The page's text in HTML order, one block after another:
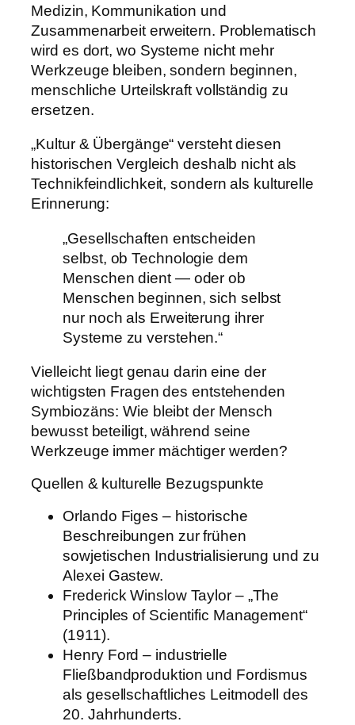
Medizin, Kommunikation und
Zusammenarbeit erweitern. Problematisch
wird es dort, wo Systeme nicht mehr
Werkzeuge bleiben, sondern beginnen,
menschliche Urteilskraft vollständig zu
ersetzen.
„Kultur & Übergänge“ versteht diesen
historischen Vergleich deshalb nicht als
Technikfeindlichkeit, sondern als kulturelle
Erinnerung:
„Gesellschaften entscheiden
selbst, ob Technologie dem
Menschen dient — oder ob
Menschen beginnen, sich selbst
nur noch als Erweiterung ihrer
Systeme zu verstehen.“
Vielleicht liegt genau darin eine der
wichtigsten Fragen des entstehenden
Symbiozäns: Wie bleibt der Mensch
bewusst beteiligt, während seine
Werkzeuge immer mächtiger werden?
Quellen & kulturelle Bezugspunkte
Orlando Figes – historische
Beschreibungen zur frühen
sowjetischen Industrialisierung und zu
Alexei Gastew.
Frederick Winslow Taylor – „The
Principles of Scientific Management“
(1911).
Henry Ford – industrielle
Fließbandproduktion und Fordismus
als gesellschaftliches Leitmodell des
20. Jahrhunderts.